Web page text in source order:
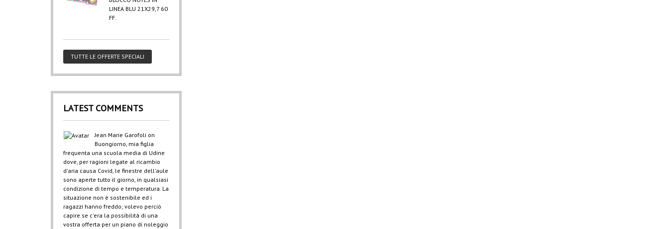
LINEA BLU 21X29,7 60
FF.
TUTTE LE OFFERTE SPECIALI
LATEST COMMENTS
Jean Marie Garofoli on
Buongiorno, mia figlia
frequenta una scuola media di Udine
dove, per ragioni legate al ricambio
d'aria causa Covid, le finestre dell'aule
sono aperte tutto il giorno, in qualsiasi
condizione di tempo e temperatura. La
situazione non è sostenibile ed i
ragazzi hanno freddo; volevo perciò
capire se c'era la possibilità di una
vostra offerta per un piano di noleggio